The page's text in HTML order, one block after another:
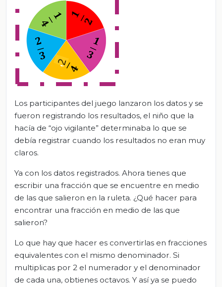
Los participantes del juego lanzaron los datos y se
fueron registrando los resultados, el niño que la
hacía de “ojo vigilante” determinaba lo que se
debía registrar cuando los resultados no eran muy
claros.
Ya con los datos registrados. Ahora tienes que
escribir una fracción que se encuentre en medio
de las que salieron en la ruleta. ¿Qué hacer para
encontrar una fracción en medio de las que
salieron?
Lo que hay que hacer es convertirlas en fracciones
equivalentes con el mismo denominador. Si
multiplicas por 2 el numerador y el denominador
de cada una, obtienes octavos. Y así ya se puedo